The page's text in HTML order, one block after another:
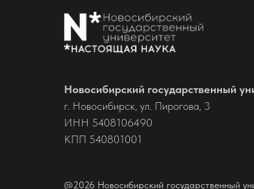
@2026 Новосибирский государственный
Новосибирский государственный
г. Новосибирск, ул. Пирогова, 3
ИНН 5408106490
КПП 540801001